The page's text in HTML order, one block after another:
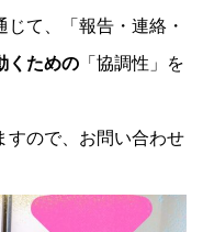
て、「報告・連絡・
くための 「協調性」を
すので、お問い合わせ